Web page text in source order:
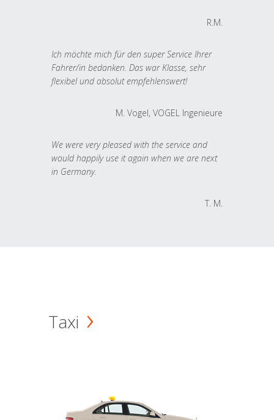
R.M.
Ich möchte mich für den super Service Ihrer
Fahrer/in bedanken. Das war Klasse, sehr
flexibel und absolut empfehlenswert!
M. Vogel, VOGEL Ingenieure
We were very pleased with the service and
would happily use it again when we are next
in Germany.
T. M.
Taxi